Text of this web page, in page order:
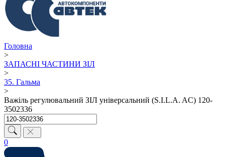
Головна
>
ЗАПАСНІ ЧАСТИНИ ЗІЛ
>
35. Гальма
>
Важіль регулювальний ЗІЛ універсальний (S.I.L.A. AC) 120-
3502336
0